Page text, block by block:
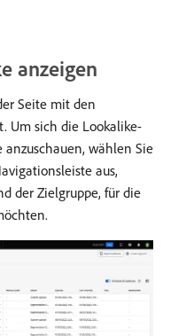
anzeigen
Seite mit den
Um sich die Lookalike-
wählen Sie
aus,
der Zielgruppe, für die